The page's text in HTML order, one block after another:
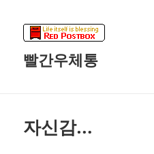
빨간우체통
자신감…